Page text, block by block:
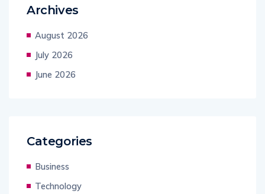
Archives
August 2026
July 2026
June 2026
Categories
Business
Technology